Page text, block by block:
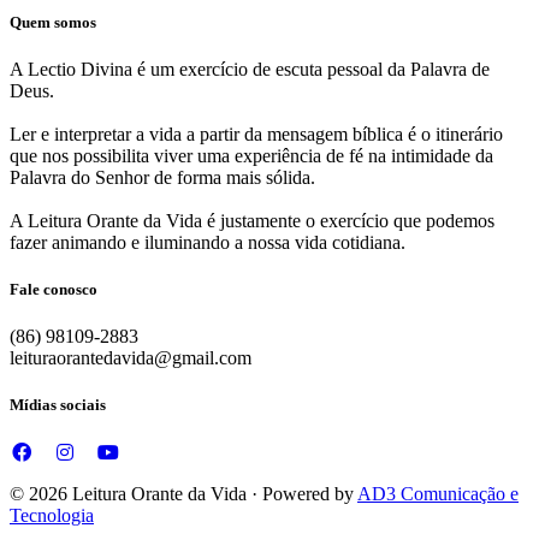
Quem somos
A Lectio Divina é um exercício de escuta pessoal da Palavra de
Deus.
Ler e interpretar a vida a partir da mensagem bíblica é o itinerário
que nos possibilita viver uma experiência de fé na intimidade da
Palavra do Senhor de forma mais sólida.
A Leitura Orante da Vida é justamente o exercício que podemos
fazer animando e iluminando a nossa vida cotidiana.
Fale conosco
(86) 98109-2883
leituraorantedavida@gmail.com
Mídias sociais
© 2026 Leitura Orante da Vida · Powered by AD3 Comunicação e
Tecnologia